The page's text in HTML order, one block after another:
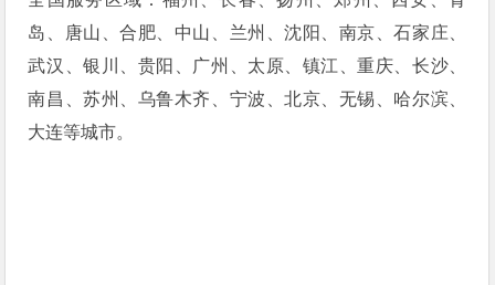
岛、唐山、合肥、中山、兰州、沈阳、南京、石家庄、
武汉、银川、贵阳、广州、太原、镇江、重庆、长沙、
南昌、苏州、乌鲁木齐、宁波、北京、无锡、哈尔滨、
大连等城市。